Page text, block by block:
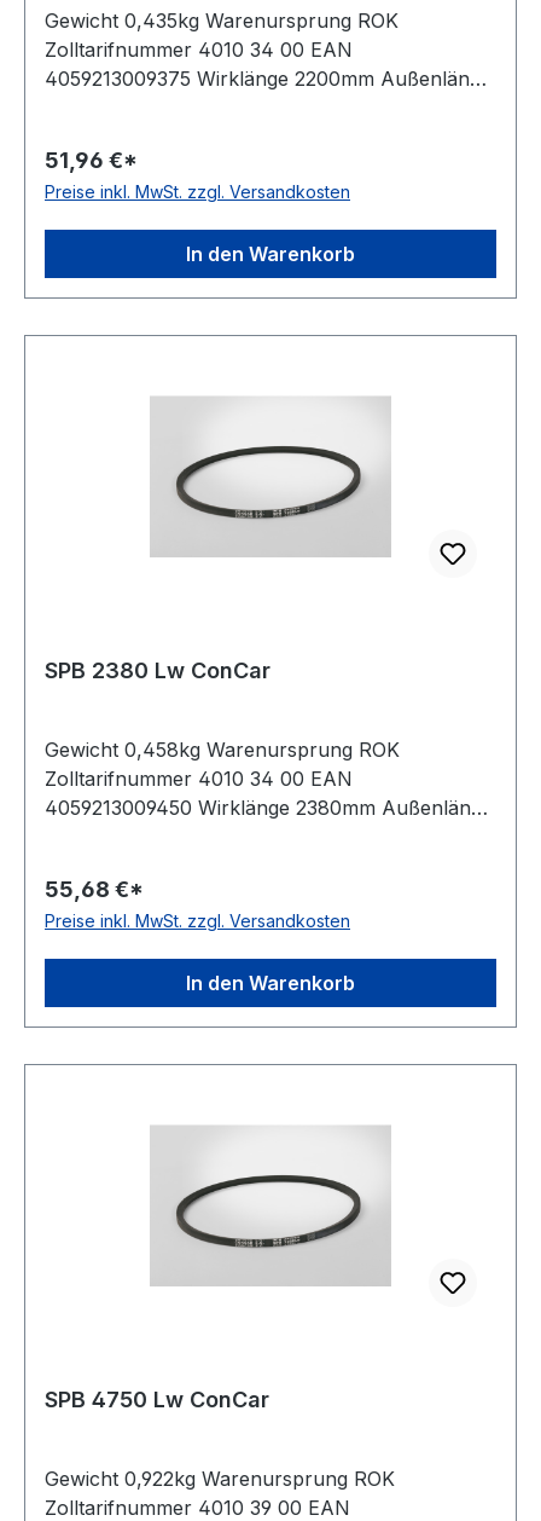
Gewicht 0,435kg Warenursprung ROK
Zolltarifnummer 4010 34 00 EAN
4059213009375 Wirklänge 2200mm Außenlänge
Norm DIN 7753 Material Neoprene Zugstrang
Polyester Breite 16,3mm Höhe 13mm
51,96 €*
Preise inkl. MwSt. zzgl. Versandkosten
In den Warenkorb
SPB 2380 Lw ConCar
Gewicht 0,458kg Warenursprung ROK
Zolltarifnummer 4010 34 00 EAN
4059213009450 Wirklänge 2380mm Außenlänge
Norm DIN 7753 Material Neoprene Zugstrang
Polyester Breite 16,3mm Höhe 13mm
55,68 €*
Preise inkl. MwSt. zzgl. Versandkosten
In den Warenkorb
SPB 4750 Lw ConCar
Gewicht 0,922kg Warenursprung ROK
Zolltarifnummer 4010 39 00 EAN